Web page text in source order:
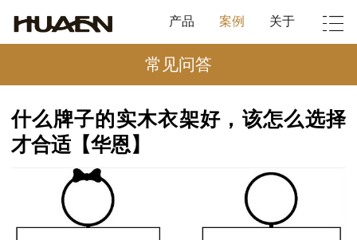
产品 案例 关于
常见问答
什么牌子的实木衣架好，该怎么选择
才合适【华恩】